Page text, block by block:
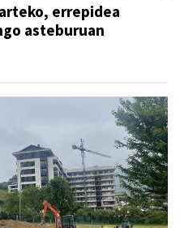
errepidea
asteburuan